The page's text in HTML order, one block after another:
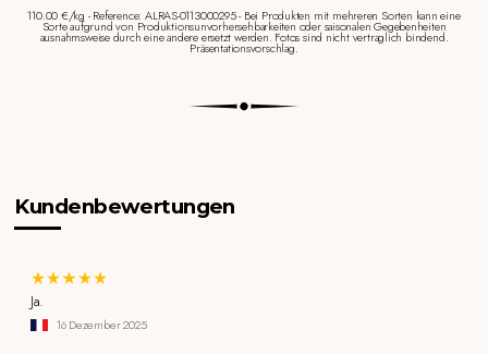
110.00 €/kg - Reference: ALRAS-0113000295 - Bei Produkten mit mehreren Sorten kann eine
Sorte aufgrund von Produktionsunvorhersehbarkeiten oder saisonalen Gegebenheiten
ausnahmsweise durch eine andere ersetzt werden. Fotos sind nicht vertraglich bindend.
Präsentationsvorschlag.
Kundenbewertungen
Ja.
16 Dezember 2025